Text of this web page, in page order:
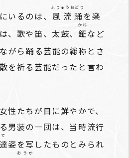
いるのは、 風流踊
ふりゅうおどり
を楽
、歌や笛、太鼓、 鉦
かね
など
がら踊る芸能の総称とさ
を祈る芸能だったと言わ
性たちが目に鮮やかで、
男装の一団は、当時流行
姿を写したものとみられ
おうか